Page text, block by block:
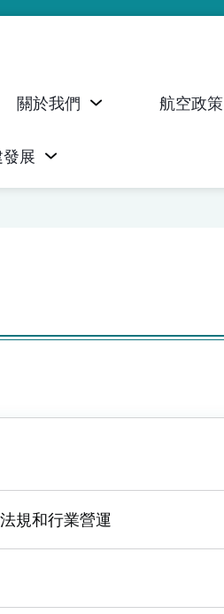
關於我們 航空政策
展
規和行業營運